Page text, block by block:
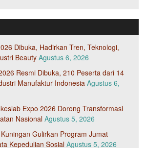
Dibuka, Hadirkan Tren, Teknologi,
Beauty Agustus 6, 2026
Resmi Dibuka, 210 Peserta dari 14
Manufaktur Indonesia Agustus 6,
Expo 2026 Dorong Transformasi
Nasional Agustus 5, 2026
Gulirkan Program Jumat
Kepedulian Sosial Agustus 5, 2026